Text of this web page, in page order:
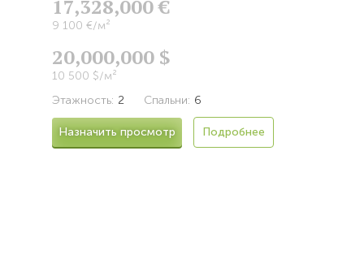
17,328,000 €
9 100 €/м²
20,000,000 $
10 500 $/м²
Этажность: 2 Спальни: 6
Назначить просмотр Подробнее